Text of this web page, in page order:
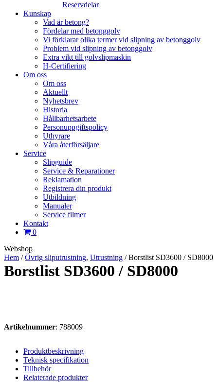
Reservdelar
Kunskap
Vad är betong?
Fördelar med betonggolv
Vi förklarar olika termer vid slipning av betonggolv
Problem vid slipning av betonggolv
Extra vikt till golvslipmaskin
H-Certifiering
Om oss
Om oss
Aktuellt
Nyhetsbrev
Historia
Hållbarhetsarbete
Personuppgiftspolicy
Uthyrare
Våra återförsäljare
Service
Slipguide
Service & Reparationer
Reklamation
Registrera din produkt
Utbildning
Manualer
Service filmer
Kontakt
0
Webshop
Hem /Övrig sliputrustning, Utrustning /Borstlist SD3600 / SD8000
Borstlist SD3600 / SD8000
Artikelnummer: 788009
Produktbeskrivning
Teknisk specifikation
Tillbehör
Relaterade produkter